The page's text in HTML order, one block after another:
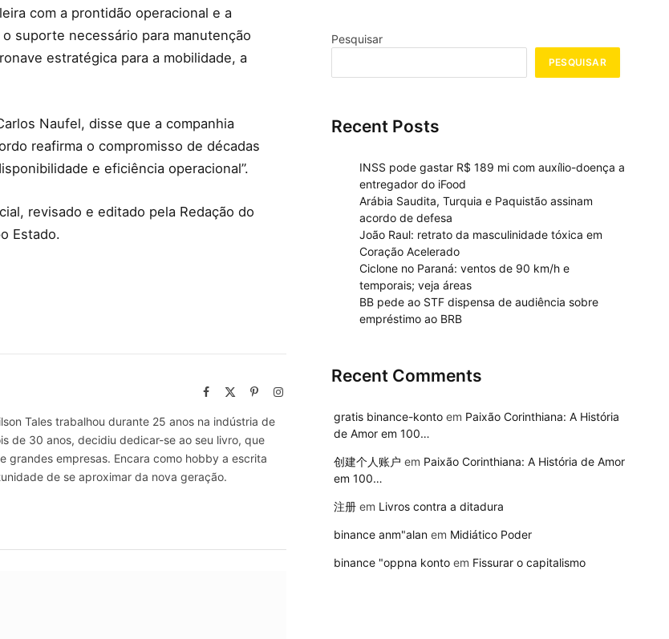
com a prontidão operacional e a
suporte necessário para manutenção
estratégica para a mobilidade, a
Naufel, disse que a companhia
reafirma o compromisso de décadas
e eficiência operacional”.
revisado e editado pela Redação do
Estado.
Facebook
X
PinterestInstagram
Tales trabalhou durante 25 anos na indústria de
de 30 anos, decidiu dedicar-se ao seu livro, que
grandes empresas. Encara como hobby a escrita
de se aproximar da nova geração.
Pesquisar
PESQUISAR
Recent Posts
INSS pode gastar R$ 189 mi com auxílio-doença a
entregador do iFood
Arábia Saudita, Turquia e Paquistão assinam
acordo de defesa
João Raul: retrato da masculinidade tóxica em
Coração Acelerado
Ciclone no Paraná: ventos de 90 km/h e
temporais; veja áreas
BB pede ao STF dispensa de audiência sobre
empréstimo ao BRB
Recent Comments
gratis binance-kontoem Paixão Corinthiana: A História
de Amor em 100…
创建个人账户 em Paixão Corinthiana: A História de Amor
em 100…
注册em Livros contra a ditadura
binance anm"alanem Midiático Poder
binance "oppna kontoem Fissurar o capitalismo